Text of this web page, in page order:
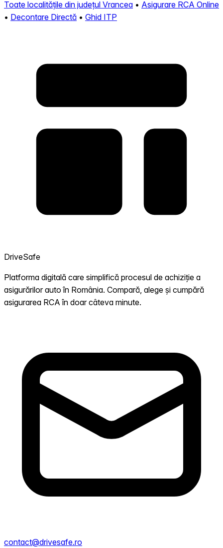
Toate localitățile din județul Vrancea • Asigurare RCA Online
• Decontare Directă • Ghid ITP
DriveSafe
Platforma digitală care simplifică procesul de achiziție a
asigurărilor auto în România. Compară, alege și cumpără
asigurarea RCA în doar câteva minute.
contact@drivesafe.ro